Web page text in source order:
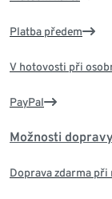
Platba předem
V hotovosti při
PayPal
Možnosti dopravy
Doprava zdarma při